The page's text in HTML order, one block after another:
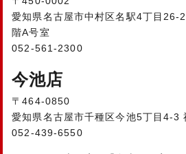
愛知県名古屋市中村区名駅4丁目26-
階A号室
052-561-2300
今池店
〒464-0850
愛知県名古屋市千種区今池5丁目4-3
052-439-6550